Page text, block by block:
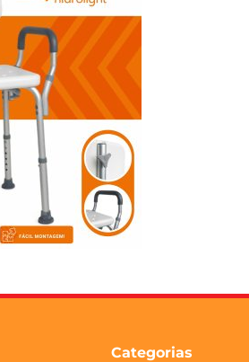
Categorias